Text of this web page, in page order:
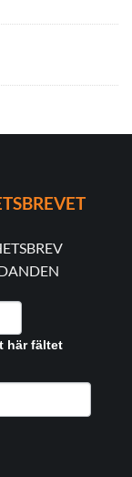
här fältet